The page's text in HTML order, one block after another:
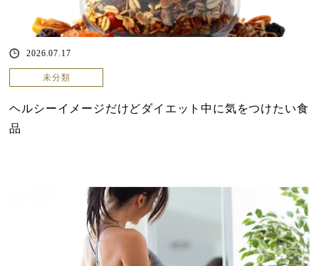
2026.07.17
未分類
ヘルシーイメージだけどダイエット中に気をつけたい食
品